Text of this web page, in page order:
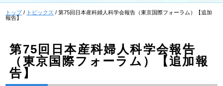
トップ/ トピックス /第75回日本産科婦人科学会報告（東京国際フォーラム）【追加
報告】
第75回日本産科婦人科学会報告
（東京国際フォーラム）【追加報
告】